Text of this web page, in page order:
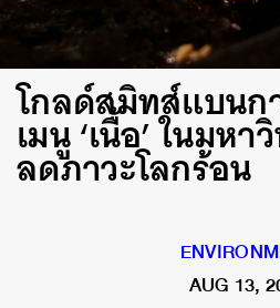
โกลด์สมิทส์แบนก
เมนู ‘เนื้อ’ ในมห
ลดภาวะโลกร้อน
AUG 13,